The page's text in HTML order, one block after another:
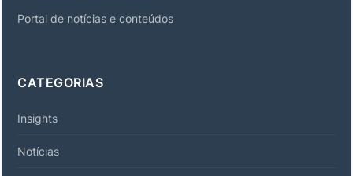
Portal de notícias e conteúdos
CATEGORIAS
Insights
Notícias